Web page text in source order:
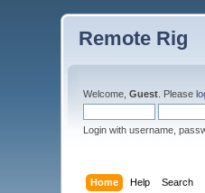
Remote Rig
Welcome,Guest . Please
Login with username,
Home Help Search